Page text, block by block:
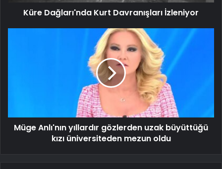
Küre Dağları'nda Kurt Davranışları İzleniyor
Müge Anlı'nın yıllardır gözlerden uzak büyüttüğü
kızı üniversiteden mezun oldu